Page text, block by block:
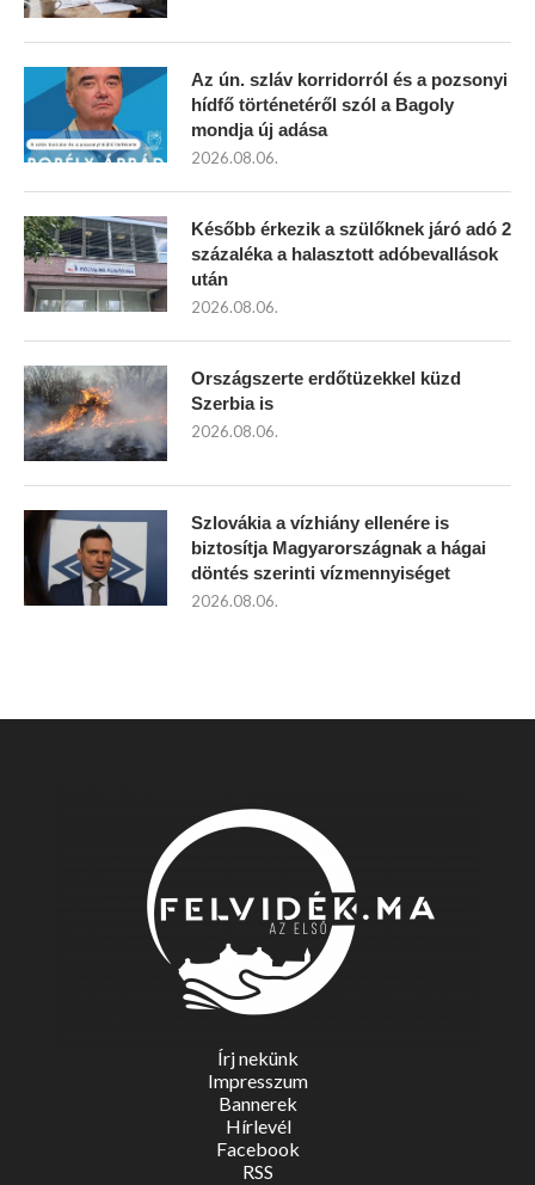
Az ún. szláv korridorról és a pozsonyi
hídfő történetéről szól a Bagoly
mondja új adása
2026.08.06.
Később érkezik a szülőknek járó adó 2
százaléka a halasztott adóbevallások
után
2026.08.06.
Országszerte erdőtüzekkel küzd
Szerbia is
2026.08.06.
Szlovákia a vízhiány ellenére is
biztosítja Magyarországnak a hágai
döntés szerinti vízmennyiséget
2026.08.06.
Írj nekünk
Impresszum
Bannerek
Hírlevél
Facebook
RSS